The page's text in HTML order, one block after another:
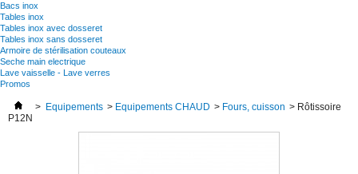
Bacs inox
Tables inox
Tables inox avec dosseret
Tables inox sans dosseret
Armoire de stérilisation couteaux
Seche main electrique
Lave vaisselle - Lave verres
Promos
> Equipements > Equipements CHAUD > Fours, cuisson > Rôtissoire
P12N